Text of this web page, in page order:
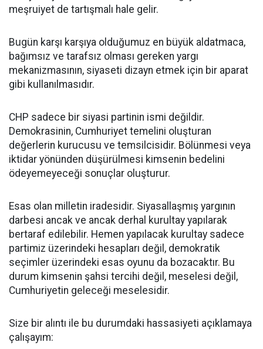
meşruiyet de tartışmalı hale gelir.
Bugün karşı karşıya olduğumuz en büyük aldatmaca,
bağımsız ve tarafsız olması gereken yargı
mekanizmasının, siyaseti dizayn etmek için bir aparat
gibi kullanılmasıdır.
CHP sadece bir siyasi partinin ismi değildir.
Demokrasinin, Cumhuriyet temelini oluşturan
değerlerin kurucusu ve temsilcisidir. Bölünmesi veya
iktidar yönünden düşürülmesi kimsenin bedelini
ödeyemeyeceği sonuçlar oluşturur.
Esas olan milletin iradesidir. Siyasallaşmış yargının
darbesi ancak ve ancak derhal kurultay yapılarak
bertaraf edilebilir. Hemen yapılacak kurultay sadece
partimiz üzerindeki hesapları değil, demokratik
seçimler üzerindeki esas oyunu da bozacaktır. Bu
durum kimsenin şahsi tercihi değil, meselesi değil,
Cumhuriyetin geleceği meselesidir.
Size bir alıntı ile bu durumdaki hassasiyeti açıklamaya
çalışayım: